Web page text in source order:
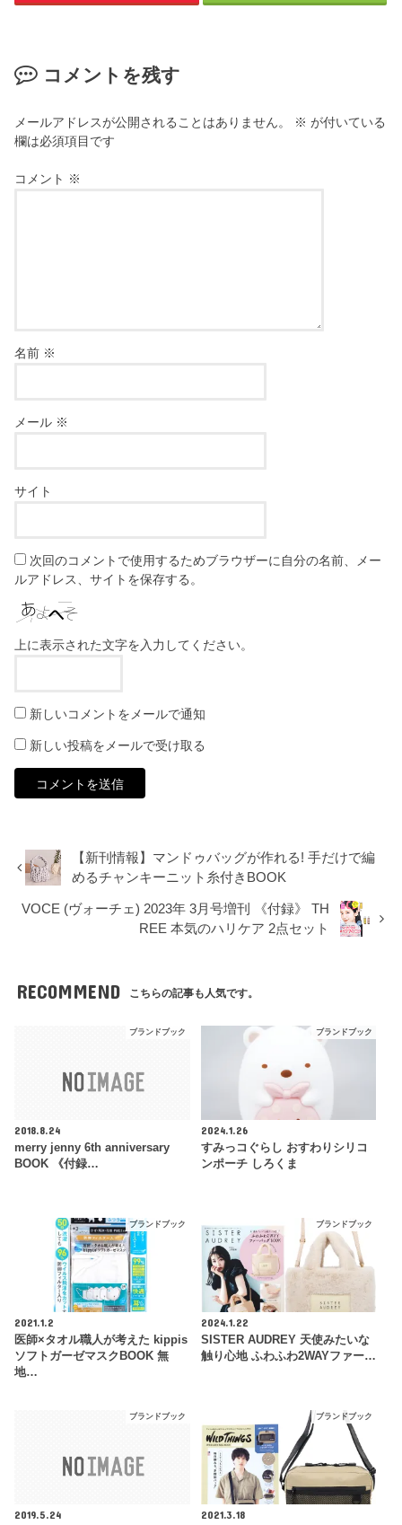
コメントを残す
メールアドレスが公開されることはありません。 ※ が付いている
欄は必須項目です
コメント ※
名前 ※
メール ※
サイト
次回のコメントで使用するためブラウザーに自分の名前、メー
ルアドレス、サイトを保存する。
上に表示された文字を入力してください。
新しいコメントをメールで通知
新しい投稿をメールで受け取る
【新刊情報】マンドゥバッグが作れる! 手だけで編
めるチャンキーニット糸付きBOOK
VOCE (ヴォーチェ) 2023年 3月号増刊 《付録》 TH
REE 本気のハリケア 2点セット
RECOMMEND こちらの記事も人気です。
ブランドブック
2018.8.24
merry jenny 6th anniversary
BOOK 《付録…
ブランドブック
2024.1.26
すみっコぐらし おすわりシリコ
ンポーチ しろくま
ブランドブック
2021.1.2
医師×タオル職人が考えた kippis
ソフトガーゼマスクBOOK 無
地…
ブランドブック
2024.1.22
SISTER AUDREY 天使みたいな
触り心地 ふわふわ2WAYファー…
ブランドブック
2019.5.24
ブランドブック
2021.3.18